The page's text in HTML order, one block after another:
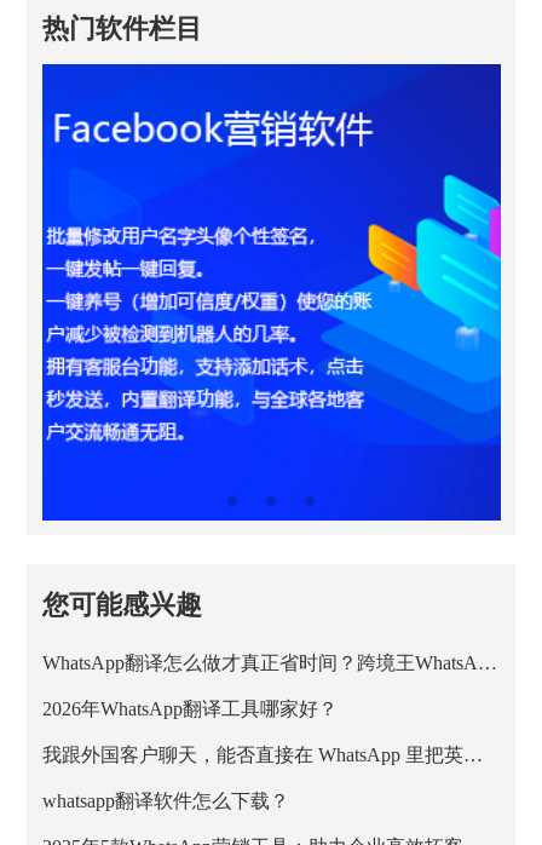
热门软件栏目
您可能感兴趣
WhatsApp翻译怎么做才真正省时间？跨境王WhatsApp客服系统的正确用法
2026年WhatsApp翻译工具哪家好？
我跟外国客户聊天，能否直接在 WhatsApp 里把英文消息翻成中文？
whatsapp翻译软件怎么下载？